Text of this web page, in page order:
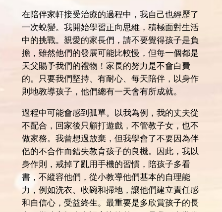
在陪伴家軒接受治療的過程中，我自己也經歷了
一次蛻變。我開始學習正向思維，積極面對生活
中的挑戰。親愛的家長們，請不要覺得孩子是負
擔，雖然他們的發展可能比較慢，但每一個都是
天父賜予我們的禮物！家長的努力是不會白費
的。只要我們堅持、有耐心、每天陪伴，以身作
則地教導孩子，他們總有一天會有所成就。
過程中可能會感到孤單。以我為例，我的丈夫從
不配合，回家後只顧打遊戲，不管教子女，也不
做家務。我曾想過放棄，但我學會了不要因為伴
侶的不合作而錯失教育孩子的良機。因此，我以
身作則，戒掉了亂用手機的習慣，陪孩子多看
書，不縱容他們，從小教導他們基本的自理能
力，例如洗衣、收碗和掃地，讓他們建立責任感
和自信心，受益終生。最重要是多欣賞孩子的長